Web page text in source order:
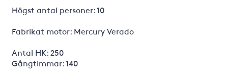
Högst antal personer: 10
Fabrikat motor: Mercury Verado
Antal HK: 250
Gångtimmar: 140